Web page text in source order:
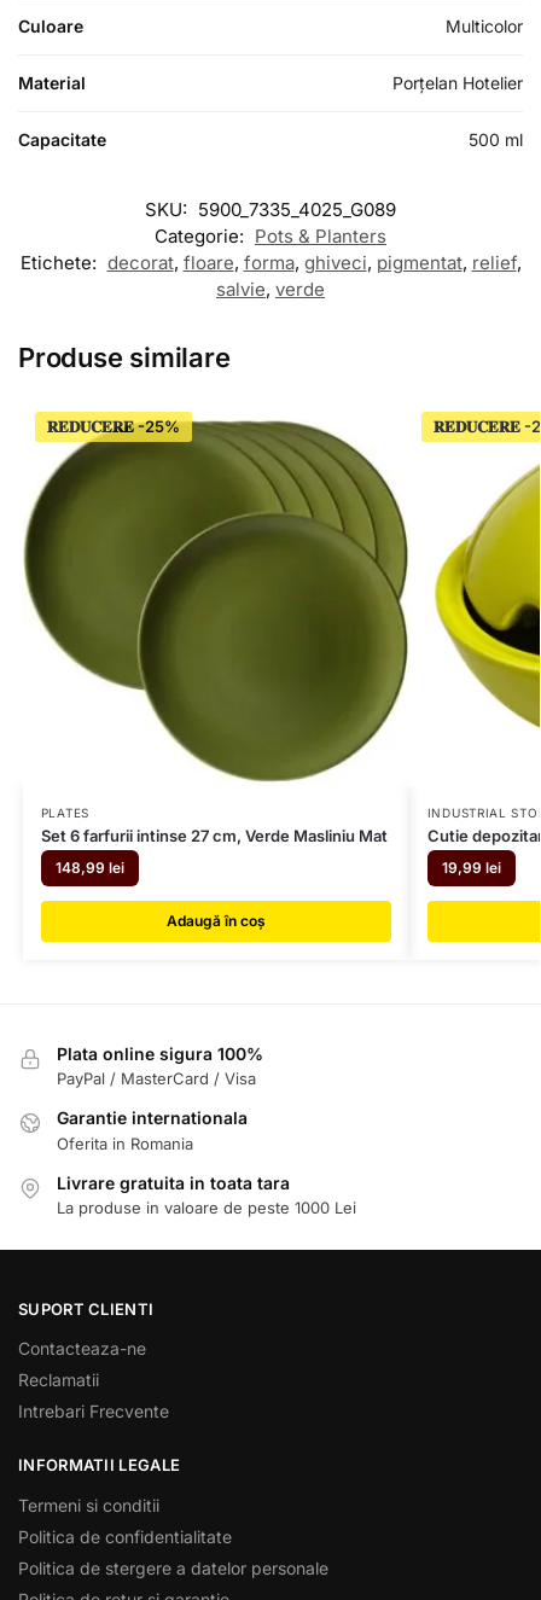
Culoare Multicolor
Material Porțelan Hotelier
Capacitate 500 ml
SKU: 5900_7335_4025_G089
Categorie: Pots & Planters
Etichete: decorat, floare, forma, ghiveci, pigmentat, relief,
salvie, verde
Produse similare
𝐑𝐄𝐃𝐔𝐂𝐄𝐑𝐄
PLATES
Set 6 farfurii intinse 27 cm, Verde Masliniu Mat
148,99 lei
Adaugă în coș
𝐑𝐄𝐃𝐔𝐂𝐄𝐑𝐄
INDUSTRIAL
Cutie
19,99 lei
Plata online sigura 100%
PayPal / MasterCard / Visa
Garantie internationala
Oferita in Romania
Livrare gratuita in toata tara
La produse in valoare de peste 1000 Lei
SUPORT CLIENTI
Contacteaza-ne
Reclamatii
Intrebari Frecvente
INFORMATII LEGALE
Termeni si conditii
Politica de confidentialitate
Politica de stergere a datelor personale